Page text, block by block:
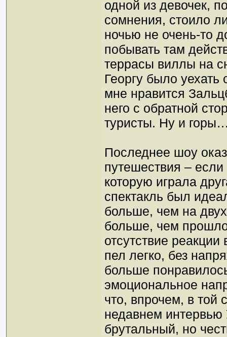
одной из девочек,
сомнения, стоило
ночью не очень-то
побывать там
террасы виллы на
Георгу было
мне нравится
него с обратной
туристы. Ну и
Последнее шоу
путешествия –
которую играла
спектакль был
больше, чем на
больше, чем
отсутствие
пел легко, без
больше
эмоциональное
что, впрочем, в той
недавнем
брутальный, но